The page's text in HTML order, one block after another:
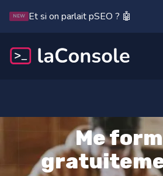
NEW Et si on parlait pSEO ? 🤖
Me